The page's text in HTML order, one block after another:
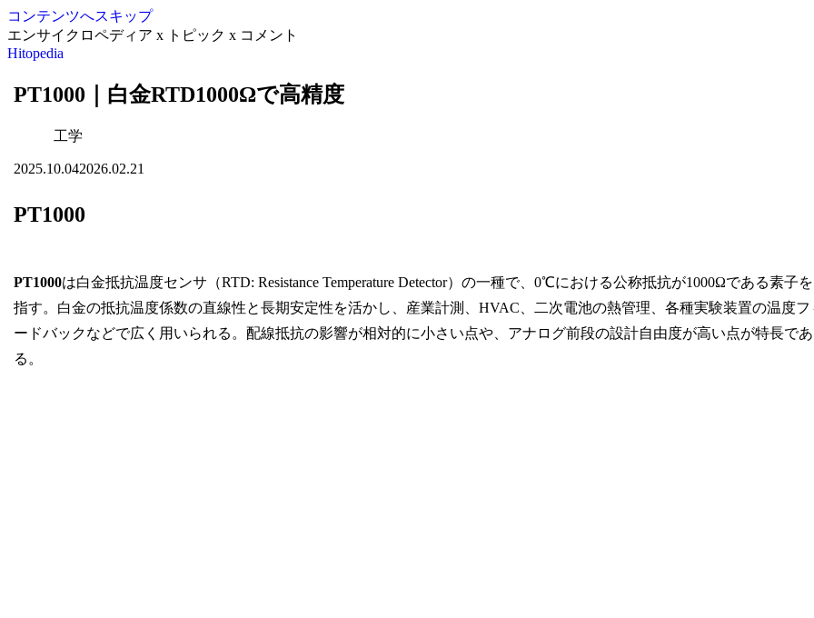
コンテンツへスキップ
エンサイクロペディア x トピック x コメント
Hitopedia
PT1000｜白金RTD1000Ωで高精度
工学
2025.10.042026.02.21
PT1000
PT1000は白金抵抗温度センサ（RTD: Resistance Temperature Detector）の一種で、0℃における公称抵抗が1000Ωである素子を
指す。白金の抵抗温度係数の直線性と長期安定性を活かし、産業計測、HVAC、二次電池の熱管理、各種実験装置の温度フ
ードバックなどで広く用いられる。配線抵抗の影響が相対的に小さい点や、アナログ前段の設計自由度が高い点が特長であ
る。